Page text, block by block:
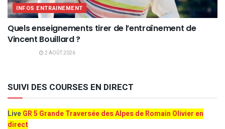
INFOS ENTRAINEMENT
Quels enseignements tirer de l’entraînement de
Vincent Bouillard ?
2 AOÛT 2026
SUIVI DES COURSES EN DIRECT
LiveGR 5 Grande Traversée des Alpes de Romain Olivier en
direct